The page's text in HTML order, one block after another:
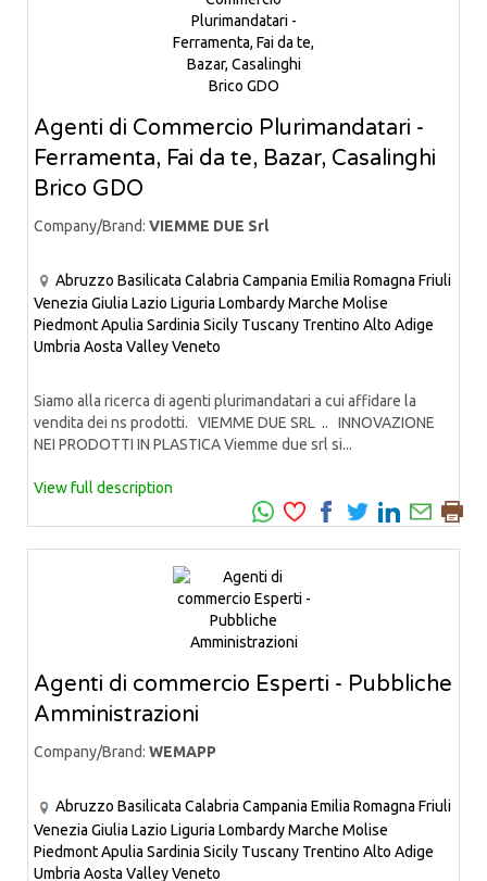
Agenti di Commercio Plurimandatari -
Ferramenta, Fai da te, Bazar, Casalinghi
Brico GDO
Company/Brand: VIEMME DUE Srl
Abruzzo Basilicata Calabria Campania Emilia Romagna Friuli
Venezia Giulia Lazio Liguria LombardyMarche Molise
PiedmontApulia Sardinia Sicily Tuscany Trentino Alto Adige
Umbria Aosta ValleyVeneto
Siamo alla ricerca di agenti plurimandatari a cui affidare la
vendita dei ns prodotti. VIEMME DUE SRL .. INNOVAZIONE
NEI PRODOTTI IN PLASTICA Viemme due srl si...
View full description
Agenti di commercio Esperti - Pubbliche
Amministrazioni
Company/Brand: WEMAPP
Abruzzo Basilicata Calabria Campania Emilia Romagna Friuli
Venezia Giulia Lazio Liguria LombardyMarche Molise
PiedmontApulia Sardinia Sicily Tuscany Trentino Alto Adige
Umbria Aosta ValleyVeneto